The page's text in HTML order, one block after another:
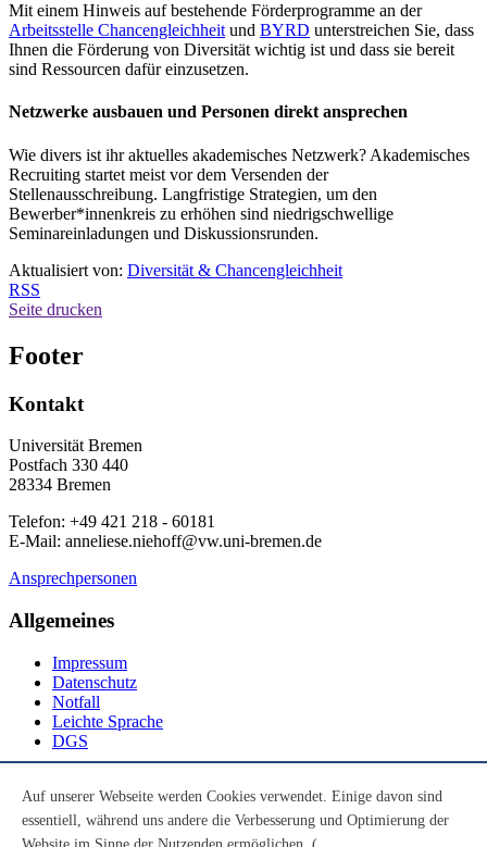
Mit einem Hinweis auf bestehende Förderprogramme an der
Arbeitsstelle Chancengleichheit und BYRD unterstreichen Sie, dass
Ihnen die Förderung von Diversität wichtig ist und dass sie bereit
sind Ressourcen dafür einzusetzen.
Netzwerke ausbauen und Personen direkt ansprechen
Wie divers ist ihr aktuelles akademisches Netzwerk? Akademisches
Recruiting startet meist vor dem Versenden der
Stellenausschreibung. Langfristige Strategien, um den
Bewerber*innenkreis zu erhöhen sind niedrigschwellige
Seminareinladungen und Diskussionsrunden.
Aktualisiert von: Diversität & Chancengleichheit
RSS
Seite drucken
Footer
Kontakt
Universität Bremen
Postfach 330 440
28334 Bremen
Telefon: +49 421 218 - 60181
E-Mail: anneliese.niehoff@vw.uni-bremen.de
Ansprechpersonen
Allgemeines
Impressum
Datenschutz
Notfall
Leichte Sprache
DGS
Youtube
Auf unserer Webseite werden Cookies verwendet. Einige davon sind
essentiell, während uns andere die Verbesserung und Optimierung der